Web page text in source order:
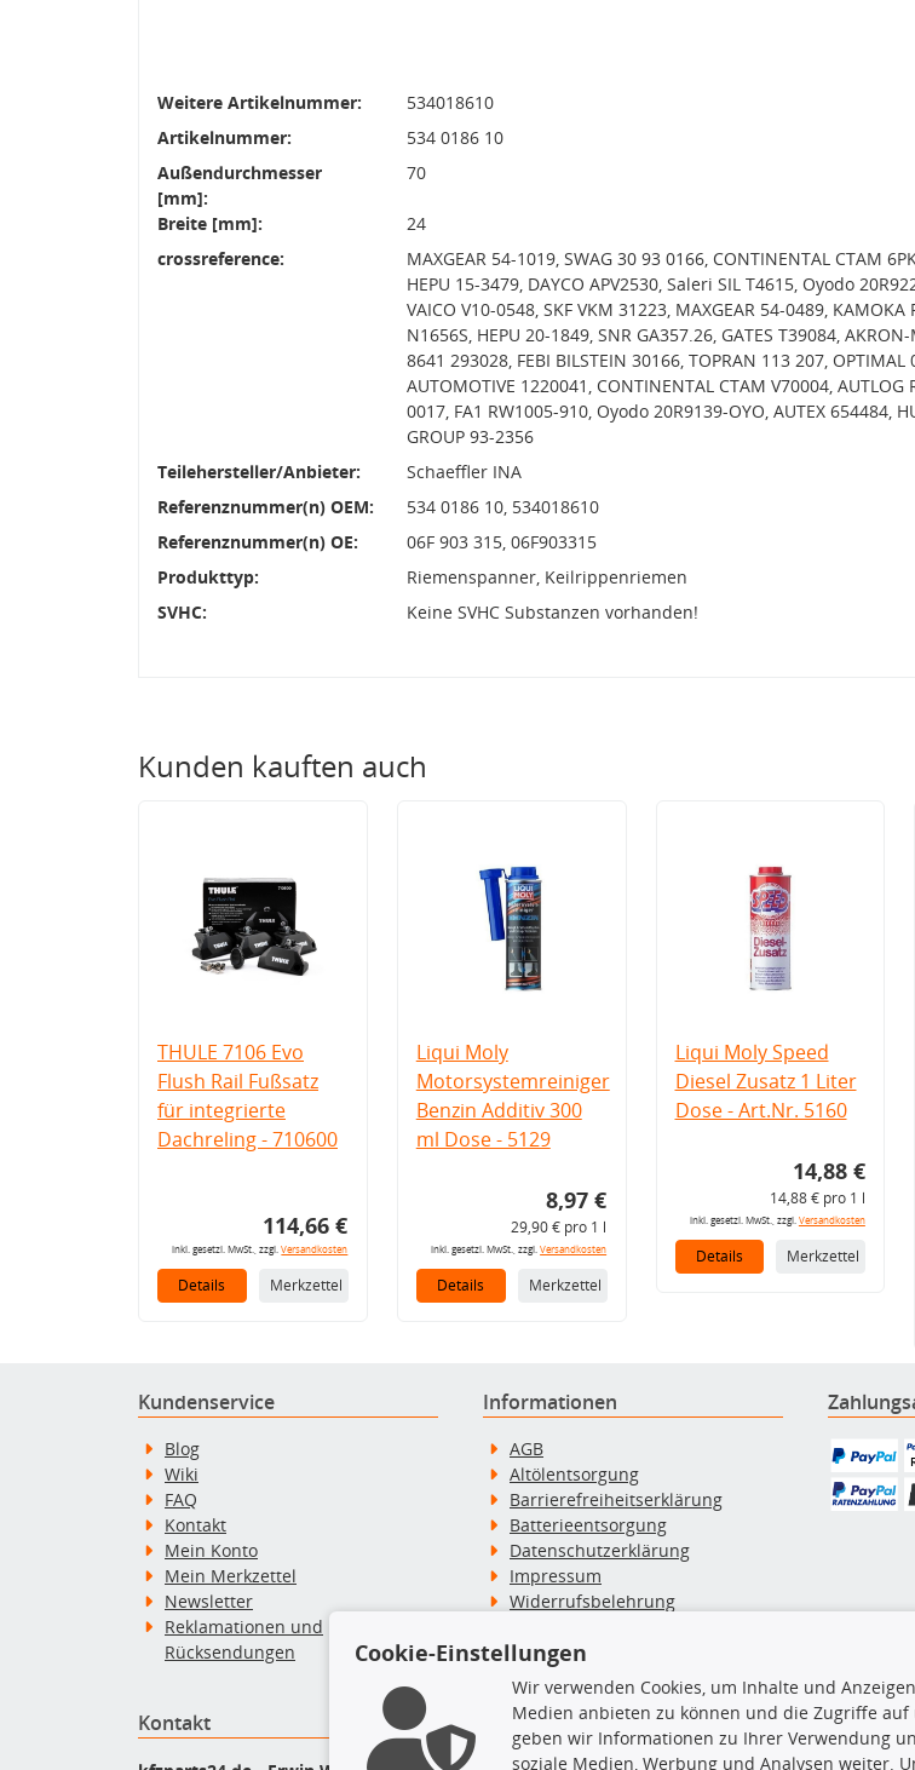
Weitere Artikelnummer:
534018610
Artikelnummer:
534 0186 10
Außendurchmesser
[mm]:
70
Breite [mm]:
24
crossreference:
MAXGEAR 54-1019, SWAG 30 93 0166, CONTINENTAL CTAM
HEPU 15-3479, DAYCO APV2530, Saleri SIL T4615, Oyodo
VAICO V10-0548, SKF VKM 31223, MAXGEAR 54-0489, KAMOKA
N1656S, HEPU 20-1849, SNR GA357.26, GATES T39084,
8641 293028, FEBI BILSTEIN 30166, TOPRAN 113 207, OPTIMAL
AUTOMOTIVE 1220041, CONTINENTAL CTAM V70004, AUTLOG
0017, FA1 RW1005-910, Oyodo 20R9139-OYO, AUTEX 654484,
GROUP 93-2356
Teilehersteller/Anbieter:
Schaeffler INA
Referenznummer(n) OEM:
534 0186 10, 534018610
Referenznummer(n) OE:
06F 903 315, 06F903315
Produkttyp:
Riemenspanner, Keilrippenriemen
SVHC:
Keine SVHC Substanzen vorhanden!
Kunden kauften auch
THULE 7106 Evo
Flush Rail Fußsatz
für integrierte
Dachreling - 710600
114,66 €
inkl. gesetzl. MwSt., zzgl.Versandkosten
Details Merkzettel
Liqui Moly
Motorsystemreiniger
Benzin Additiv 300
ml Dose - 5129
8,97 €
29,90 € pro 1 l
inkl. gesetzl. MwSt., zzgl.Versandkosten
Details Merkzettel
Liqui Moly Speed
Diesel Zusatz 1 Liter
Dose - Art.Nr. 5160
14,88 €
14,88 € pro 1 l
inkl. gesetzl. MwSt., zzgl. Versandkosten
Details Merkzettel
Kundenservice
Blog
Wiki
FAQ
Kontakt
Mein Konto
Mein Merkzettel
Newsletter
Reklamationen und
Rücksendungen
Informationen
AGB
Altölentsorgung
Barrierefreiheitserklärung
Batterieentsorgung
Datenschutzerklärung
Impressum
Widerrufsbelehrung
Zahlung & Versand
Kontakt Top Produkte TecDoc
Cookie-Einstellungen
Wir verwenden Cookies, um Inhalte und
Medien anbieten zu können und die Zugriffe
geben wir Informationen zu Ihrer Verwendung
soziale Medien, Werbung und Analysen weiter.